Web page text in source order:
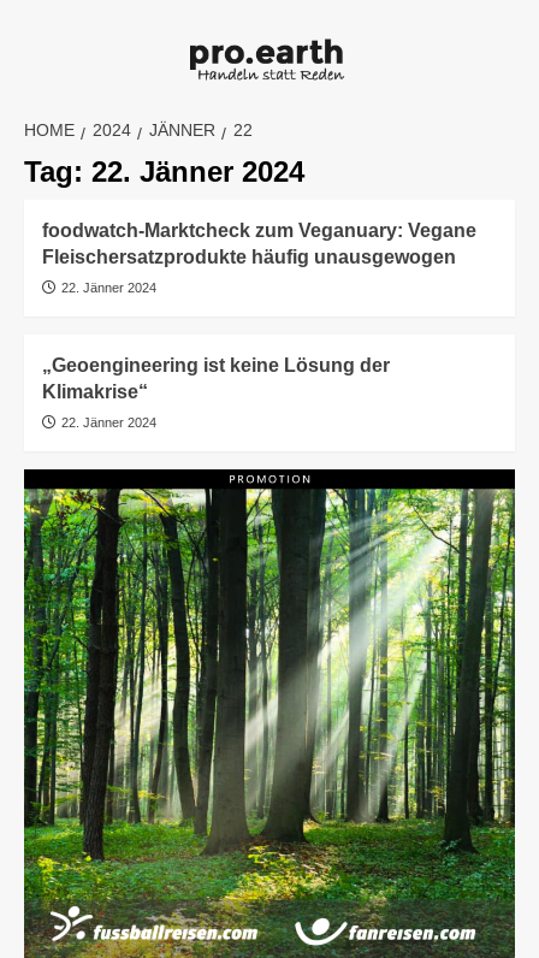
HOME 2024 JÄNNER 22
Tag: 22. Jänner 2024
foodwatch-Marktcheck zum Veganuary: Vegane
Fleischersatzprodukte häufig unausgewogen
22. Jänner 2024
„Geoengineering ist keine Lösung der
Klimakrise“
22. Jänner 2024